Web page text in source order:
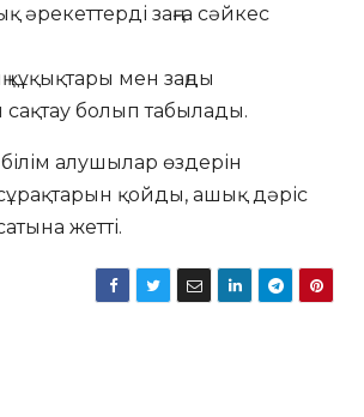
әрекеттерді заңға сәйкес
құқықтары мен заңды
болып табылады.
алушылар өздерін
қойды, ашық дәріс
жетті.